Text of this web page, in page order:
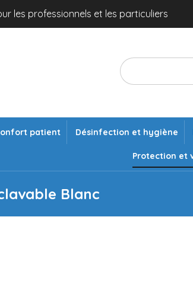
les professionnels et les particuliers
patient Désinfection et hygiène
Protection et
Blanc